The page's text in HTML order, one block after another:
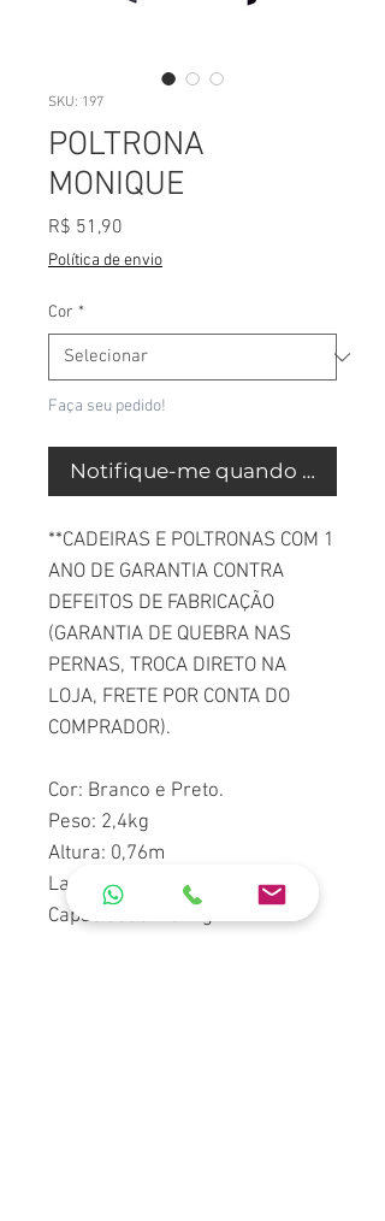
SKU: 197
POLTRONA
MONIQUE
R$ 51,90
Política de envio
Cor *
Faça seu pedido!
Notifique-me quando estiver
**CADEIRAS E POLTRONAS COM 1
ANO DE GARANTIA CONTRA
DEFEITOS DE FABRICAÇÃO
(GARANTIA DE QUEBRA NAS
PERNAS, TROCA DIRETO NA
LOJA, FRETE POR CONTA DO
COMPRADOR).
Cor: Branco e Preto.
Peso: 2,4kg
Altura: 0,76m
Largura: 0,40m
Capacidade: 182kg